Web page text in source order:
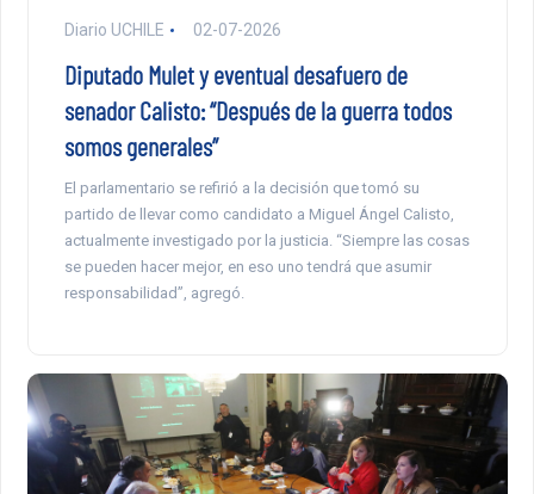
Diario UCHILE 02-07-2026
Diputado Mulet y eventual desafuero de
senador Calisto: “Después de la guerra todos
somos generales”
El parlamentario se refirió a la decisión que tomó su
partido de llevar como candidato a Miguel Ángel Calisto,
actualmente investigado por la justicia. “Siempre las cosas
se pueden hacer mejor, en eso uno tendrá que asumir
responsabilidad”, agregó.